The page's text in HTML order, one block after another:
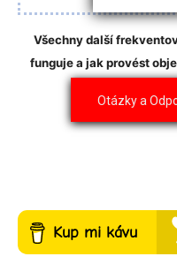
Všechny další
funguje a jak provést
Otázky a